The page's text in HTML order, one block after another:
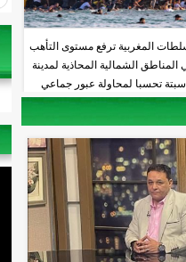
المغربية ترفع مستوى التأهب
المناطق الشمالية المحاذية لمدينة
سبتة تحسبا لمحاولة عبور جماعي
جديدة